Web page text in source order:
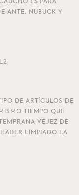
ES PARA
ANTE, NUBUCK Y
DE ARTÍCULOS DE
TIEMPO QUE
VEJEZ DE
LIMPIADO LA